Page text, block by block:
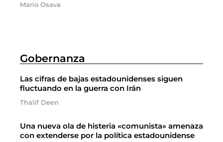
Mario Osava
Gobernanza
Las cifras de bajas estadounidenses siguen
fluctuando en la guerra con Irán
Thalif Deen
Una nueva ola de histeria «comunista» amenaza
con extenderse por la política estadounidense